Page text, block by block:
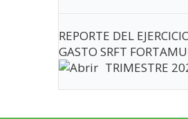
REPORTE DEL
GASTO SRFT
TRIMESTRE